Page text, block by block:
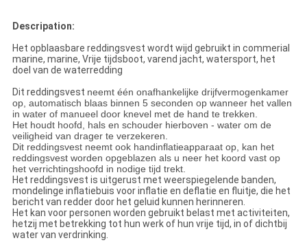
Descripation:
Het opblaasbare reddingsvest wordt wijd gebruikt in commerial
marine, marine, Vrije tijdsboot, varend jacht, watersport, het
doel van de waterredding
Dit reddingsvest neemt één onafhankelijke drijfvermogenkamer
op, automatisch blaas binnen 5 seconden op wanneer het vallen
in water of manueel door knevel met de hand te trekken.
Het houdt hoofd, hals en schouder hierboven - water om de
veiligheid van drager te verzekeren.
Dit reddingsvest neemt ook handinflatieapparaat op, kan het
reddingsvest worden opgeblazen als u neer het koord vast op
het verrichtingshoofd in nodige tijd trekt.
Het reddingsvest is uitgerust met weerspiegelende banden,
mondelinge inflatiebuis voor inflatie en deflatie en fluitje, die het
bericht van redder door het geluid kunnen herinneren.
Het kan voor personen worden gebruikt belast met activiteiten,
hetzij met betrekking tot hun werk of hun vrije tijd, in of dichtbij
water van verdrinking.